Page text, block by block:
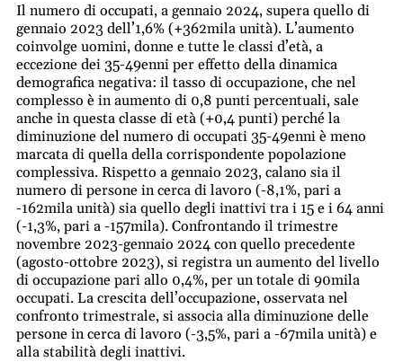
Il numero di occupati, a gennaio 2024, supera quello di
gennaio 2023 dell’1,6% (+362mila unità). L’aumento
coinvolge uomini, donne e tutte le classi d’età, a
eccezione dei 35-49enni per effetto della dinamica
demografica negativa: il tasso di occupazione, che nel
complesso è in aumento di 0,8 punti percentuali, sale
anche in questa classe di età (+0,4 punti) perché la
diminuzione del numero di occupati 35-49enni è meno
marcata di quella della corrispondente popolazione
complessiva. Rispetto a gennaio 2023, calano sia il
numero di persone in cerca di lavoro (-8,1%, pari a
-162mila unità) sia quello degli inattivi tra i 15 e i 64 anni
(-1,3%, pari a -157mila). Confrontando il trimestre
novembre 2023-gennaio 2024 con quello precedente
(agosto-ottobre 2023), si registra un aumento del livello
di occupazione pari allo 0,4%, per un totale di 90mila
occupati. La crescita dell’occupazione, osservata nel
confronto trimestrale, si associa alla diminuzione delle
persone in cerca di lavoro (-3,5%, pari a -67mila unità) e
alla stabilità degli inattivi.